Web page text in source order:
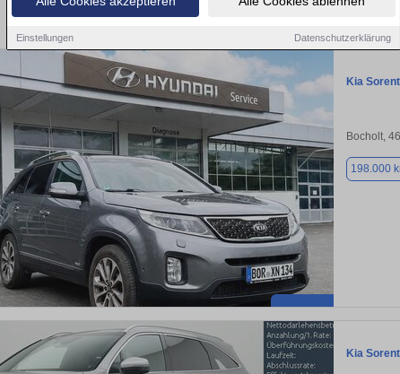
Einstellungen Datenschutzerklärung
Preisklassen von privat und
Kia
Bocholt,
198.000
Kia